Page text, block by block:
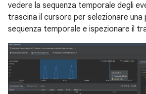
vedere la sequenza temporale degli
trascina il cursore per selezionare una
sequenza temporale e ispezionare il